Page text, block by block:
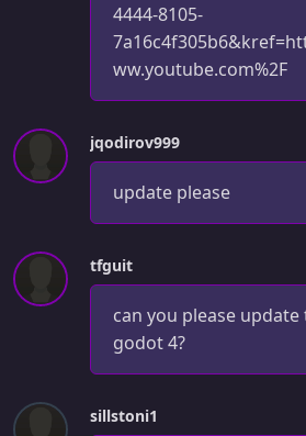
Hurtboxes + Hitboxes
Explosion and Jump Effects + Review
УРОК 38.
Enemy Stats + Review
УРОК 40.
PlayerStats + ResourceLoader
Screenshake + Events Singleton
УРОК 42.
4444-8105-
ww.youtube.com%2F
jqodirov999
update please
tfguit
can you please
godot 4?
sillstoni1